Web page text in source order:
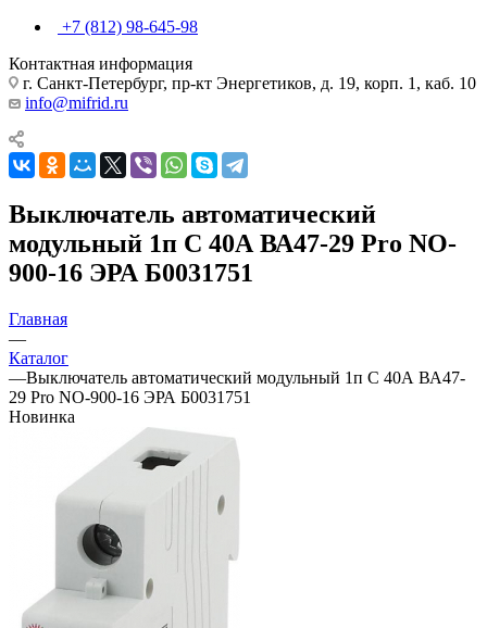
+7 (812) 98-645-98
Контактная информация
г. Санкт-Петербург, пр-кт Энергетиков, д. 19, корп. 1, каб. 10
info@mifrid.ru
Выключатель автоматический
модульный 1п C 40А ВА47-29 Pro NO-
900-16 ЭРА Б0031751
Главная
—
Каталог
—Выключатель автоматический модульный 1п C 40А ВА47-
29 Pro NO-900-16 ЭРА Б0031751
Новинка